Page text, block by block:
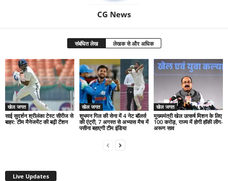
CG News
संबंधित लेख लेखक से और अधिक
खेल जगत
साई सुदर्शन श्रीलंका टेस्ट सीरीज से
बाहर: टीम मैनेजमेंट की बढ़ी टेंशन
खेल जगत
शुभमन गिल की सेना में 4 नेट बॉलर्स
की एंट्री, 7 अगस्त से अभ्यास मैच में
पसीना बहाएगी टीम इंडिया
खेल जगत
मुख्यमंत्री खेल उत्कर्ष मिशन के लिए
100 करोड़, राज्य में होगी हॉकी लीग-
अरूण साव
Live Updates